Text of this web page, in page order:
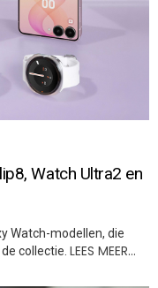
Watch Ultra2 en
Watch-modellen, die
collectie. LEES MEER…